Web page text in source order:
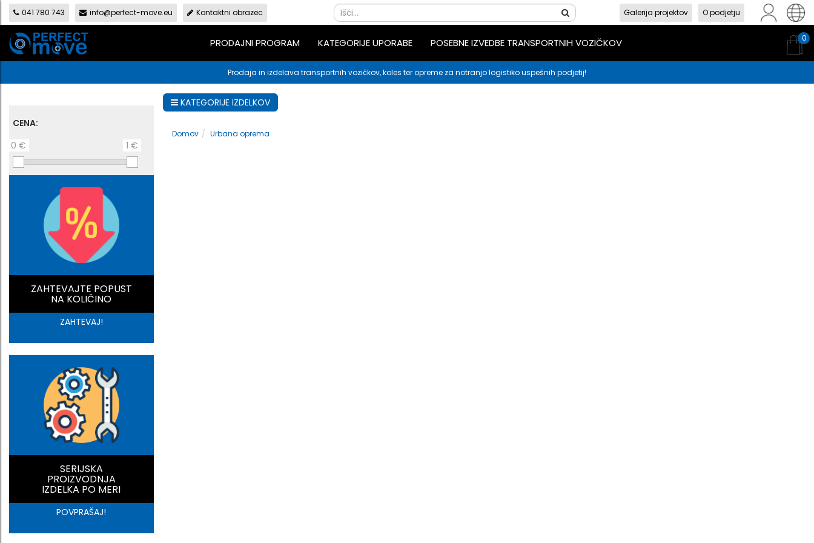
en
041 780 743 info@perfect-move.eu Kontaktni obrazec Galerija projektov O podjetju
PRODAJNI PROGRAM KATEGORIJE UPORABE POSEBNE IZVEDBE TRANSPORTNIH VOZIČKOV 0
Prodaja in izdelava transportnih vozičkov, koles ter opreme za notranjo logistiko uspešnih podjetij!
CENA:
0 €
1 €
ZAHTEVAJTE POPUST
NA KOLIČINO
ZAHTEVAJ!
SERIJSKA
PROIZVODNJA
IZDELKA PO MERI
POVPRAŠAJ!
KATEGORIJE IZDELKOV
Domov Urbana oprema